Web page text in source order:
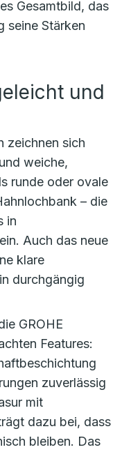
Gesamtbild, das
seine Stärken
und
zeichnen sich
weiche,
runde oder ovale
– die
in
Auch das neue
klare
durchgängig
GROHE
Features:
zuverlässig
mit
dazu bei, dass
bleiben. Das